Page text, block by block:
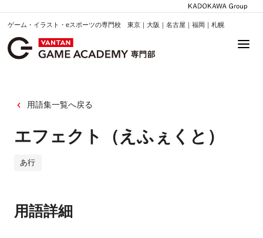
ゲーム・イラスト・eスポーツの専門校 東京｜大阪｜名古屋｜福岡｜札幌
用語集一覧へ戻る
エフェクト（えふぇくと）
あ行
用語詳細